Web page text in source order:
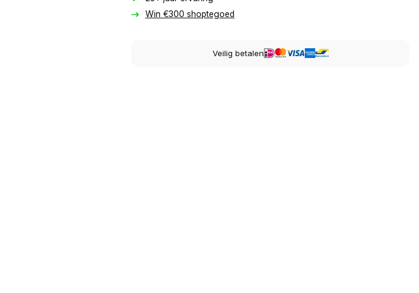
Win €300 shoptegoed
Veilig betalen